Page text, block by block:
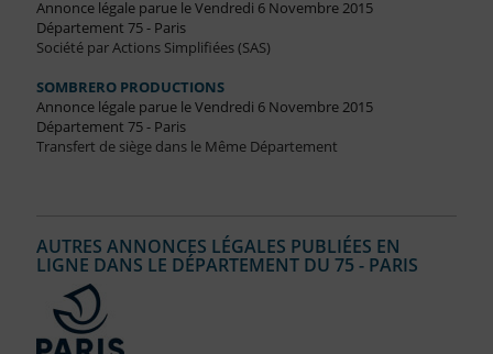
Annonce légale parue le Vendredi 6 Novembre 2015
Département 75 - Paris
Société par Actions Simplifiées (SAS)
SOMBRERO PRODUCTIONS
Annonce légale parue le Vendredi 6 Novembre 2015
Département 75 - Paris
Transfert de siège dans le Même Département
AUTRES ANNONCES LÉGALES PUBLIÉES EN
LIGNE DANS LE DÉPARTEMENT DU 75 - PARIS